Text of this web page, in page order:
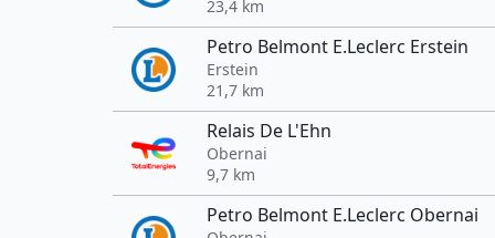
23,4 km
Petro Belmont E.Leclerc Erstein
Erstein
21,7 km
Relais De L'Ehn
Obernai
9,7 km
Petro Belmont E.Leclerc Obernai